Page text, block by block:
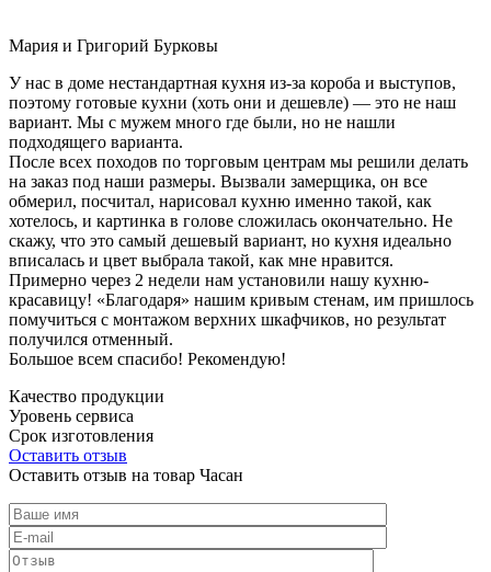
Мария и Григорий Бурковы
У нас в доме нестандартная кухня из-за короба и выступов,
поэтому готовые кухни (хоть они и дешевле) — это не наш
вариант. Мы с мужем много где были, но не нашли
подходящего варианта.
После всех походов по торговым центрам мы решили делать
на заказ под наши размеры. Вызвали замерщика, он все
обмерил, посчитал, нарисовал кухню именно такой, как
хотелось, и картинка в голове сложилась окончательно. Не
скажу, что это самый дешевый вариант, но кухня идеально
вписалась и цвет выбрала такой, как мне нравится.
Примерно через 2 недели нам установили нашу кухню-
красавицу! «Благодаря» нашим кривым стенам, им пришлось
помучиться с монтажом верхних шкафчиков, но результат
получился отменный.
Большое всем спасибо! Рекомендую!
Качество продукции
Уровень сервиса
Срок изготовления
Оставить отзыв
Оставить отзыв на товар Часан